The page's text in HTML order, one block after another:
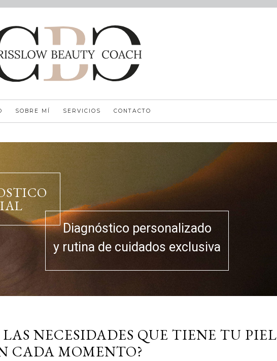
SOBRE MÍ SERVICIOS CONTACTO
Diagnóstico personalizado
y rutina de cuidados exclusiva
LAS NECESIDADES QUE TIENE TU PIEL
CADA MOMENTO?